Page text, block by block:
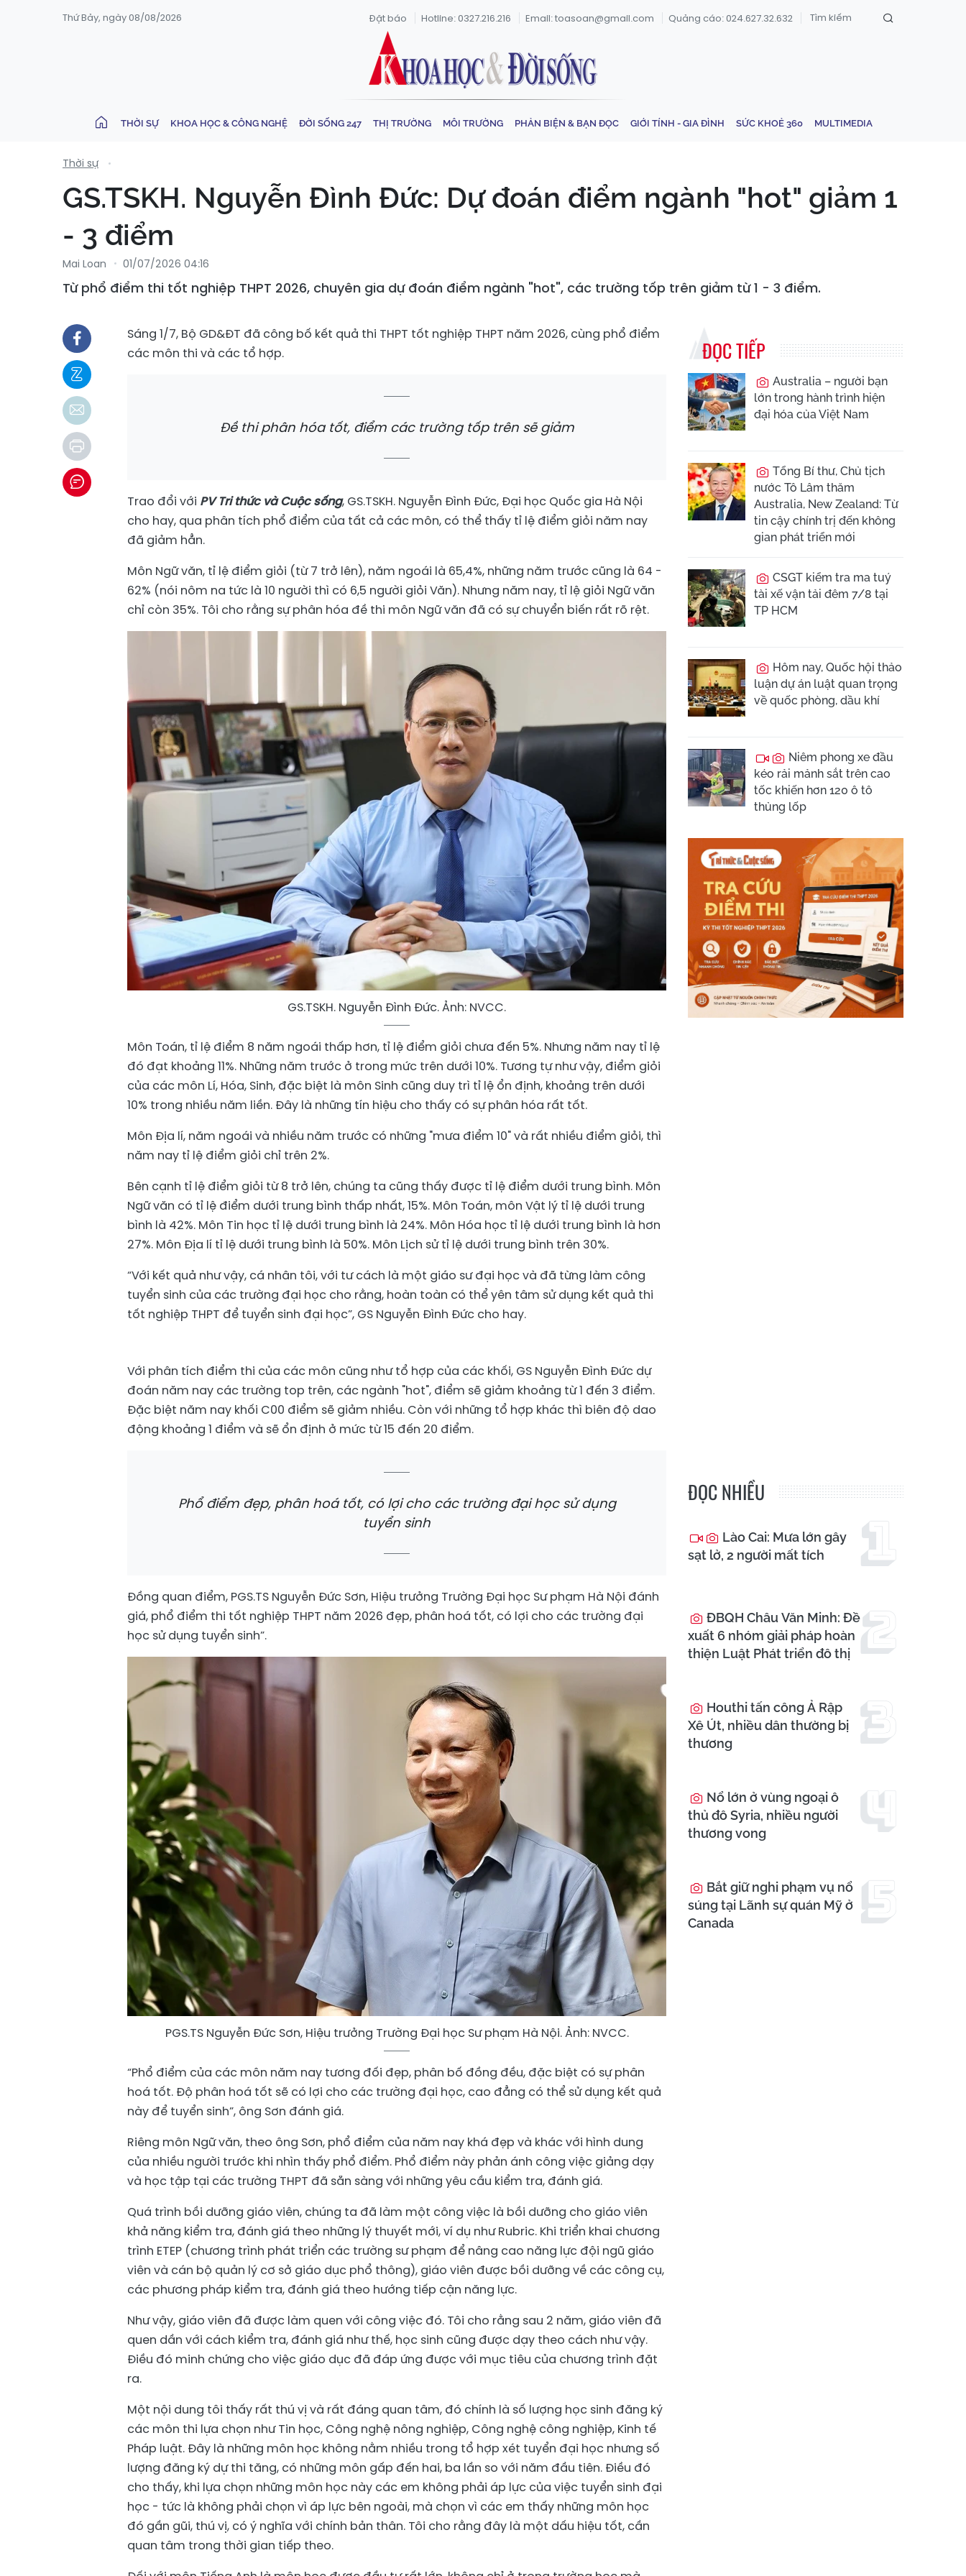
Thứ Bảy, ngày 08/08/2026 Đặt báo Hotline: 0327.216.216 Email: toasoan@gmail.com Quảng cáo: 024.627.32.632
THỜI SỰ KHOA HỌC & CÔNG NGHỆ ĐỜI SỐNG 247 THỊ TRƯỜNG MÔI TRƯỜNG PHẢN BIỆN & BẠN ĐỌC GIỚI TÍNH - GIA ĐÌNH SỨC KHOẺ 360 MULTIMEDIA
Thời sự
GS.TSKH. Nguyễn Đình Đức: Dự đoán điểm ngành "hot" giảm 1
- 3 điểm
Mai Loan 01/07/2026 04:16
Từ phổ điểm thi tốt nghiệp THPT 2026, chuyên gia dự đoán điểm ngành "hot", các trường tốp trên giảm từ 1 - 3 điểm.
Sáng 1/7, Bộ GD&ĐT đã công bố kết quả thi THPT tốt nghiệp THPT năm 2026, cùng phổ điểm
các môn thi và các tổ hợp.
Đề thi phân hóa tốt, điểm các trường tốp trên sẽ giảm
Trao đổi với PV Tri thức và Cuộc sống, GS.TSKH. Nguyễn Đình Đức, Đại học Quốc gia Hà Nội
cho hay, qua phân tích phổ điểm của tất cả các môn, có thể thấy tỉ lệ điểm giỏi năm nay
đã giảm hẳn.
Môn Ngữ văn, tỉ lệ điểm giỏi (từ 7 trở lên), năm ngoái là 65,4%, những năm trước cũng là 64 -
62% (nói nôm na tức là 10 người thì có 6,5 người giỏi Văn). Nhưng năm nay, tỉ lệ giỏi Ngữ văn
chỉ còn 35%. Tôi cho rằng sự phân hóa đề thi môn Ngữ văn đã có sự chuyển biến rất rõ rệt.
GS.TSKH. Nguyễn Đình Đức. Ảnh: NVCC.
Môn Toán, tỉ lệ điểm 8 năm ngoái thấp hơn, tỉ lệ điểm giỏi chưa đến 5%. Nhưng năm nay tỉ lệ
đó đạt khoảng 11%. Những năm trước ở trong mức trên dưới 10%. Tương tự như vậy, điểm giỏi
của các môn Lí, Hóa, Sinh, đặc biệt là môn Sinh cũng duy trì tỉ lệ ổn định, khoảng trên dưới
10% trong nhiều năm liền. Đây là những tín hiệu cho thấy có sự phân hóa rất tốt.
Môn Địa lí, năm ngoái và nhiều năm trước có những "mưa điểm 10" và rất nhiều điểm giỏi, thì
năm nay tỉ lệ điểm giỏi chỉ trên 2%.
Bên cạnh tỉ lệ điểm giỏi từ 8 trở lên, chúng ta cũng thấy được tỉ lệ điểm dưới trung bình. Môn
Ngữ văn có tỉ lệ điểm dưới trung bình thấp nhất, 15%. Môn Toán, môn Vật lý tỉ lệ dưới trung
bình là 42%. Môn Tin học tỉ lệ dưới trung bình là 24%. Môn Hóa học tỉ lệ dưới trung bình là hơn
27%. Môn Địa lí tỉ lệ dưới trung bình là 50%. Môn Lịch sử tỉ lệ dưới trung bình trên 30%.
“Với kết quả như vậy, cá nhân tôi, với tư cách là một giáo sư đại học và đã từng làm công
tuyển sinh của các trường đại học cho rằng, hoàn toàn có thể yên tâm sử dụng kết quả thi
tốt nghiệp THPT để tuyển sinh đại học”, GS Nguyễn Đình Đức cho hay.
Với phân tích điểm thi của các môn cũng như tổ hợp của các khối, GS Nguyễn Đình Đức dự
đoán năm nay các trường top trên, các ngành "hot", điểm sẽ giảm khoảng từ 1 đến 3 điểm.
Đặc biệt năm nay khối C00 điểm sẽ giảm nhiều. Còn với những tổ hợp khác thì biên độ dao
động khoảng 1 điểm và sẽ ổn định ở mức từ 15 đến 20 điểm.
Phổ điểm đẹp, phân hoá tốt, có lợi cho các trường đại học sử dụng
tuyển sinh
Đồng quan điểm, PGS.TS Nguyễn Đức Sơn, Hiệu trưởng Trường Đại học Sư phạm Hà Nội đánh
giá, phổ điểm thi tốt nghiệp THPT năm 2026 đẹp, phân hoá tốt, có lợi cho các trường đại
học sử dụng tuyển sinh”.
PGS.TS Nguyễn Đức Sơn, Hiệu trưởng Trường Đại học Sư phạm Hà Nội. Ảnh: NVCC.
“Phổ điểm của các môn năm nay tương đối đẹp, phân bố đồng đều, đặc biệt có sự phân
hoá tốt. Độ phân hoá tốt sẽ có lợi cho các trường đại học, cao đẳng có thể sử dụng kết quả
này để tuyển sinh”, ông Sơn đánh giá.
Riêng môn Ngữ văn, theo ông Sơn, phổ điểm của năm nay khá đẹp và khác với hình dung
của nhiều người trước khi nhìn thấy phổ điểm. Phổ điểm này phản ánh công việc giảng dạy
và học tập tại các trường THPT đã sẵn sàng với những yêu cầu kiểm tra, đánh giá.
Quá trình bồi dưỡng giáo viên, chúng ta đã làm một công việc là bồi dưỡng cho giáo viên
khả năng kiểm tra, đánh giá theo những lý thuyết mới, ví dụ như Rubric. Khi triển khai chương
trình ETEP (chương trình phát triển các trường sư phạm để nâng cao năng lực đội ngũ giáo
viên và cán bộ quản lý cơ sở giáo dục phổ thông), giáo viên được bồi dưỡng về các công cụ,
các phương pháp kiểm tra, đánh giá theo hướng tiếp cận năng lực.
Như vậy, giáo viên đã được làm quen với công việc đó. Tôi cho rằng sau 2 năm, giáo viên đã
quen dần với cách kiểm tra, đánh giá như thế, học sinh cũng được dạy theo cách như vậy.
Điều đó minh chứng cho việc giáo dục đã đáp ứng được với mục tiêu của chương trình đặt
ra.
Một nội dung tôi thấy rất thú vị và rất đáng quan tâm, đó chính là số lượng học sinh đăng ký
các môn thi lựa chọn như Tin học, Công nghệ nông nghiệp, Công nghệ công nghiệp, Kinh tế
Pháp luật. Đây là những môn học không nằm nhiều trong tổ hợp xét tuyển đại học nhưng số
lượng đăng ký dự thi tăng, có những môn gấp đến hai, ba lần so với năm đầu tiên. Điều đó
cho thấy, khi lựa chọn những môn học này các em không phải áp lực của việc tuyển sinh đại
học - tức là không phải chọn vì áp lực bên ngoài, mà chọn vì các em thấy những môn học
đó gần gũi, thú vị, có ý nghĩa với chính bản thân. Tôi cho rằng đây là một dấu hiệu tốt, cần
quan tâm trong thời gian tiếp theo.
ĐỌC TIẾP
Australia – người bạn
lớn trong hành trình hiện
đại hóa của Việt Nam
Tổng Bí thư, Chủ tịch
nước Tô Lâm thăm
Australia, New Zealand: Từ
tin cậy chính trị đến không
gian phát triển mới
CSGT kiểm tra ma tuý
tài xế vận tải đêm 7/8 tại
TP HCM
Hôm nay, Quốc hội thảo
luận dự án luật quan trọng
về quốc phòng, dầu khí
Niêm phong xe đầu
kéo rải mảnh sắt trên cao
tốc khiến hơn 120 ô tô
thủng lốp
ĐỌC NHIỀU
Lào Cai: Mưa lớn gây
sạt lở, 2 người mất tích
ĐBQH Châu Văn Minh: Đề
xuất 6 nhóm giải pháp hoàn
thiện Luật Phát triển đô thị
Houthi tấn công Ả Rập
Xê Út, nhiều dân thường bị
thương
Nổ lớn ở vùng ngoại ô
thủ đô Syria, nhiều người
thương vong
Bắt giữ nghi phạm vụ nổ
súng tại Lãnh sự quán Mỹ ở
Canada